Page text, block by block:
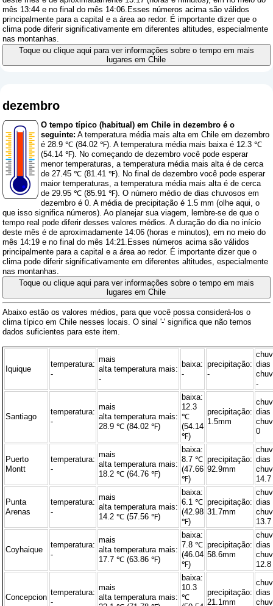
mês 13:44 e no final do mês 14:06.Esses números acima são válidos
principalmente para a capital e a área ao redor. É importante dizer que o
clima pode diferir significativamente em diferentes altitudes, especialmente
nas montanhas.
Toque ou clique aqui para ver informações sobre o tempo em mais
lugares em Chile
dezembro
O tempo típico (habitual) em Chile in dezembro é o
seguinte: A temperatura média mais alta em Chile em dezembro
é 28.9 ℃ (84.02 ℉). A temperatura média mais baixa é 12.3 ℃
(54.14 ℉). No começando de dezembro você pode esperar
menor temperaturas, a temperatura média mais alta é de cerca
de 27.45 ℃ (81.41 ℉). No final de dezembro você pode esperar
maior temperaturas, a temperatura média mais alta é de cerca
de 29.95 ℃ (85.91 ℉). O número médio de dias chuvosos em
dezembro é 0. A média de precipitação é 1.5 mm (olhe aqui, o
que isso significa números). Ao planejar sua viagem, lembre-se de que o
tempo real pode diferir desses valores médios. A duração do dia no início
deste mês é de aproximadamente 14:06 (horas e minutos), em no meio do
mês 14:19 e no final do mês 14:21.Esses números acima são válidos
principalmente para a capital e a área ao redor. É importante dizer que o
clima pode diferir significativamente em diferentes altitudes, especialmente
nas montanhas.
Toque ou clique aqui para ver informações sobre o tempo em mais
lugares em Chile
Abaixo estão os valores médios, para que você possa considerá-los o
clima típico em Chile nesses locais. O sinal '-' significa que não temos
dados suficientes para este item.
Iquique
temperatura:
-
mais
alta temperatura mais:
-
baixa:
-
precipitação:
-
dias
-
Santiago
temperatura:
-
mais
alta temperatura mais:
28.9 ℃ (84.02 ℉)
baixa:
12.3
℃
(54.14
℉)
precipitação:
1.5mm
dias
0
Puerto
Montt
temperatura:
-
mais
alta temperatura mais:
18.2 ℃ (64.76 ℉)
baixa:
8.7 ℃
(47.66
℉)
precipitação:
92.9mm
dias
14.7
Punta
Arenas
temperatura:
-
mais
alta temperatura mais:
14.2 ℃ (57.56 ℉)
baixa:
6.1 ℃
(42.98
℉)
precipitação:
31.7mm
dias
13.7
Coyhaique
temperatura:
-
mais
alta temperatura mais:
17.7 ℃ (63.86 ℉)
baixa:
7.8 ℃
(46.04
℉)
precipitação:
58.6mm
dias
12.8
Concepcion
temperatura:
-
mais
alta temperatura mais:
baixa:
10.3
℃
precipitação:
21.1mm
dias